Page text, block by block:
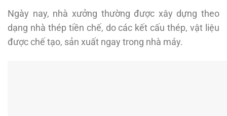
Ngày nay, nhà xưởng thường được xây dựng theo
dạng nhà thép tiền chế, do các kết cấu thép, vật liệu
được chế tạo, sản xuất ngay trong nhà máy.